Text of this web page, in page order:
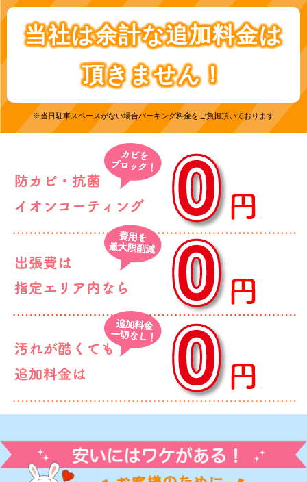
当社は余計な追加料金は
頂きません！
※当日駐車スペースがない場合パーキング料金をご負担頂いております